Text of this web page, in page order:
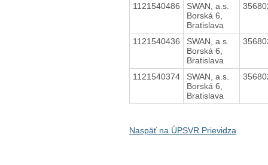
1121540486
SWAN, a.s.
Borská 6,
Bratislava
1121540436
SWAN, a.s.
Borská 6,
Bratislava
1121540374
SWAN, a.s.
Borská 6,
Bratislava
Naspäť na ÚPSVR Prievidza